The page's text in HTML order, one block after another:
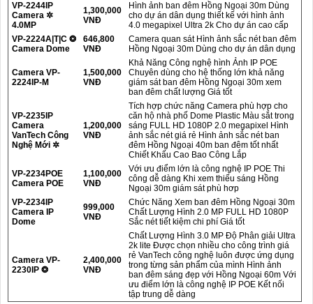
VP-2244IP
Camera ✲
4.0MP
1,300,000
VNĐ
Hình ảnh ban đêm Hồng Ngoại 30m Dùng
cho dự án dân dụng thiết kế với hình ảnh
4.0 megapixel Ultra 2k Cho dự án cao cấp
VP-2224A|T|C ❂
Camera Dome
646,800
VNĐ
Camera quan sát Hình ảnh sắc nét ban đêm
Hồng Ngoại 30m Dùng cho dự án dân dụng
Camera VP-
2224IP-M
1,500,000
VNĐ
Khả Năng Công nghệ hình Ảnh IP POE
Chuyên dùng cho hệ thống lớn khả năng
giám sát ban đêm Hồng Ngoại 30m xem
ban đêm chất lượng Giá tốt
VP-2235IP
Camera
VanTech Công
Nghệ Mới ✲
1,200,000
VNĐ
Tích hợp chức năng Camera phù hợp cho
căn hộ nhà phố Dome Plastic Màu sắt trong
sáng FULL HD 1080P 2.0 megapixel Hình
ảnh sắc nét giá rẻ Hình ảnh sắc nét ban
đêm Hồng Ngoại 40m ban đêm tốt nhất
Chiết Khấu Cao Bao Công Lắp
VP-2234POE
Camera POE
1,100,000
VNĐ
Với ưu điểm lớn là công nghệ IP POE Thi
công dễ dàng Khi xem thiếu sáng Hồng
Ngoại 30m giám sát phù hơp
VP-2234IP
Camera IP
Dome
999,000
VNĐ
Chức Năng Xem ban đêm Hồng Ngoại 30m
Chất Lượng Hình 2.0 MP FULL HD 1080P
Sắc nét tiết kiệm chi phí Giá tốt
Camera VP-
2230IP ❂
2,400,000
VNĐ
Chất Lượng Hình 3.0 MP Độ Phân giải Ultra
2k lite Được chọn nhiều cho công trình giá
rẻ VanTech công nghệ luôn được ứng dụng
trong từng sản phẩm của mình Hình ảnh
ban đêm sáng đẹp với Hồng Ngoại 60m Với
ưu điểm lớn là công nghệ IP POE Kết nối
tập trung dễ dàng